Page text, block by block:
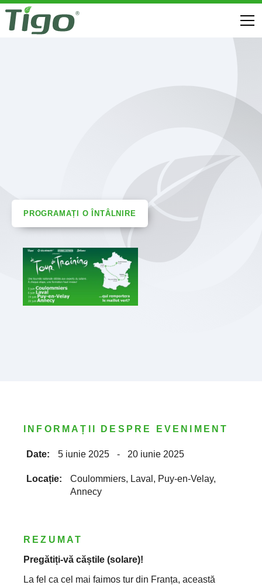
PROGRAMAȚI O ÎNTÂLNIRE
INFORMAȚII DESPRE EVENIMENT
Date: 5 iunie 2025 - 20 iunie 2025
Locație:
Coulommiers, Laval, Puy-en-Velay,
Annecy
REZUMAT
Pregătiți-vă căștile (solare)! ‍
La fel ca cel mai faimos tur din Franța, această